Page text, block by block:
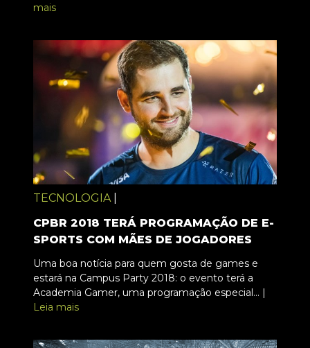
mais
TECNOLOGIA
CPBR 2018 TERÁ PROGRAMAÇÃO DE E-
SPORTS COM MÃES DE JOGADORES
Uma boa notícia para quem gosta de games e
estará na Campus Party 2018: o evento terá a
Academia Gamer, uma programação especial... |
Leia mais